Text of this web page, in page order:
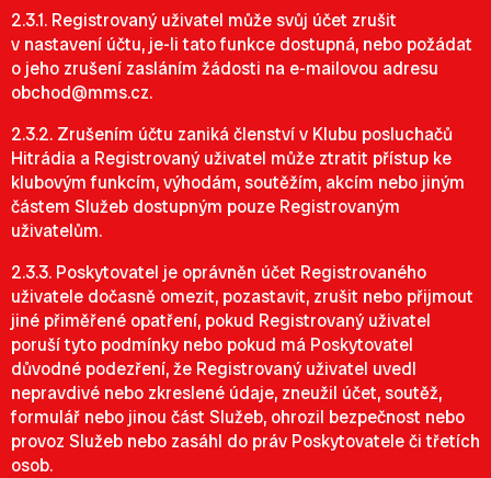
2.3.1. Registrovaný uživatel může svůj účet zrušit
v nastavení účtu, je-li tato funkce dostupná, nebo požádat
o jeho zrušení zasláním žádosti na e-mailovou adresu
obchod@mms.cz.
2.3.2. Zrušením účtu zaniká členství v Klubu posluchačů
Hitrádia a Registrovaný uživatel může ztratit přístup ke
klubovým funkcím, výhodám, soutěžím, akcím nebo jiným
částem Služeb dostupným pouze Registrovaným
uživatelům.
2.3.3. Poskytovatel je oprávněn účet Registrovaného
uživatele dočasně omezit, pozastavit, zrušit nebo přijmout
jiné přiměřené opatření, pokud Registrovaný uživatel
poruší tyto podmínky nebo pokud má Poskytovatel
důvodné podezření, že Registrovaný uživatel uvedl
nepravdivé nebo zkreslené údaje, zneužil účet, soutěž,
formulář nebo jinou část Služeb, ohrozil bezpečnost nebo
provoz Služeb nebo zasáhl do práv Poskytovatele či třetích
osob.